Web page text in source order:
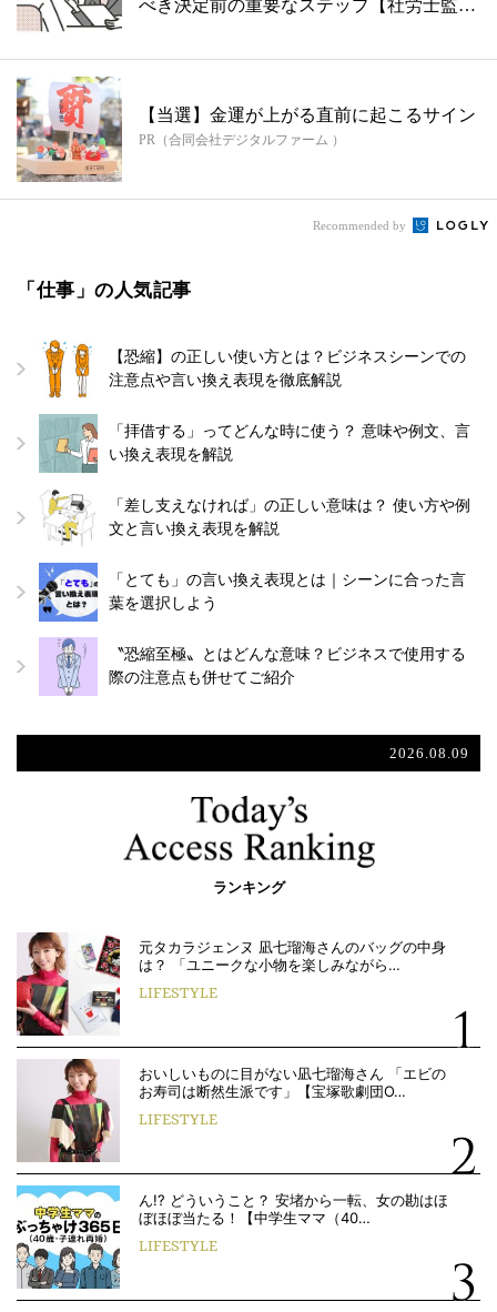
べき決定前の重要なステップ【社労士監
【当選】金運が上がる直前に起こるサイン
PR（合同会社デジタルファーム ）
Recommended by
「仕事」の人気記事
【恐縮】の正しい使い方とは？ビジネスシーンでの
注意点や言い換え表現を徹底解説
「拝借する」ってどんな時に使う？ 意味や例文、言
い換え表現を解説
「差し支えなければ」の正しい意味は？ 使い方や例
文と言い換え表現を解説
「とても」の言い換え表現とは｜シーンに合った言
葉を選択しよう
〝恐縮至極〟とはどんな意味？ビジネスで使用する
際の注意点も併せてご紹介
2026.08.09
ランキング
元タカラジェンヌ 凪七瑠海さんのバッグの中身
は？ 「ユニークな小物を楽しみながら…
LIFESTYLE
おいしいものに目がない凪七瑠海さん 「エビの
お寿司は断然生派です」【宝塚歌劇団O…
LIFESTYLE
ん!? どういうこと？ 安堵から一転、女の勘はほ
ぼほぼ当たる！【中学生ママ（40…
LIFESTYLE